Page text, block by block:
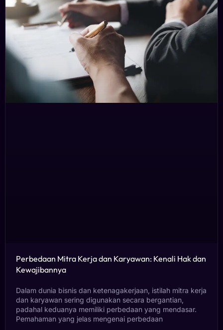
Perbedaan Mitra Kerja dan Karyawan: Kenali Hak dan
Kewajibannya
Dalam dunia bisnis dan ketenagakerjaan, istilah mitra kerja
dan karyawan sering digunakan secara bergantian,
padahal keduanya memiliki perbedaan yang mendasar.
Pemahaman yang jelas mengenai perbedaan